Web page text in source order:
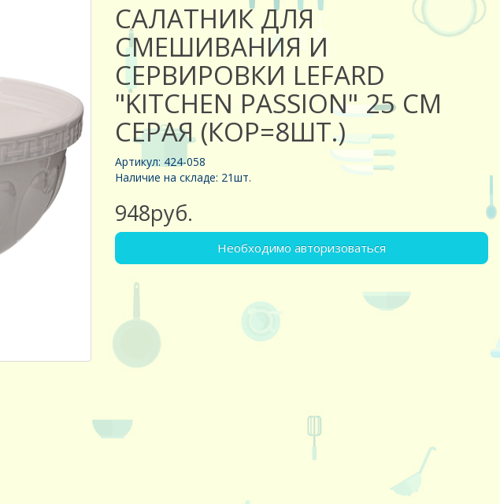
САЛАТНИК ДЛЯ
СМЕШИВАНИЯ И
СЕРВИРОВКИ LEFARD
"KITCHEN PASSION" 25 СМ
СЕРАЯ (КОР=8ШТ.)
Артикул: 424-058
Наличие на складе: 21шт.
948руб.
Необходимо авторизоваться